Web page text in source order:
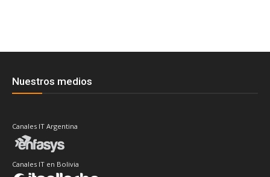
Nuestros medios
Canales IT Argentina
Canales IT en Bolivia